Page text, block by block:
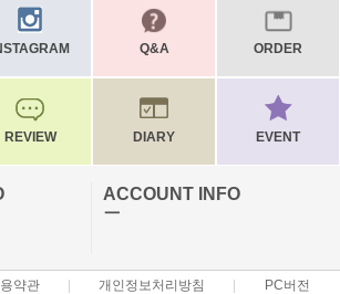
Q&A ORDER
REVIEW DIARY EVENT
ACCOUNT INFO
ㅡ
약관 개인정보처리방침 PC버전